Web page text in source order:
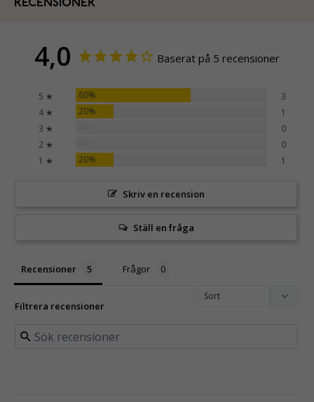
RECENSIONER
4,0 Baserat på 5 recensioner
5 ★ 60%
3
4 ★
20%
1
3 ★
0
2 ★
0
1 ★
20% 1
Skriv en recension
Ställ en fråga
Recensioner Frågor
Filtrera recensioner